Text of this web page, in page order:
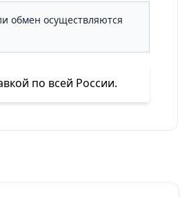
обмен осуществляются
по всей России.